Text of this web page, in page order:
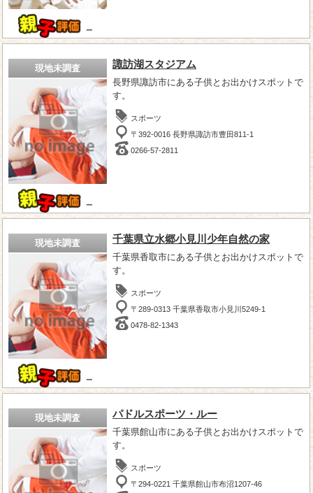
－
現地未調査
－
諏訪湖スタジアム
長野県諏訪市にある子供とお出かけスポットで
す。
スポーツ
〒392-0016 長野県諏訪市豊田811-1
0266-57-2811
現地未調査
－
千葉県立水郷小見川少年自然の家
千葉県香取市にある子供とお出かけスポットで
す。
スポーツ
〒289-0313 千葉県香取市小見川5249-1
0478-82-1343
現地未調査 パドルスポーツ・ルー
千葉県館山市にある子供とお出かけスポットで
す。
スポーツ
〒294-0221 千葉県館山市布沼1207-46